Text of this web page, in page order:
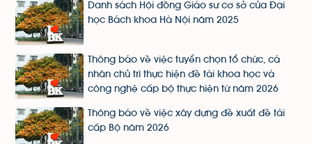
Danh sách Hội đồng Giáo sư cơ sở của Đại
học Bách khoa Hà Nội năm 2025
Thông báo về việc tuyển chọn tổ chức, cá
nhân chủ trì thực hiện đề tài khoa học và
công nghệ cấp bộ thực hiện từ năm 2026
Thông báo về việc xây dựng đề xuất đề tài
cấp Bộ năm 2026